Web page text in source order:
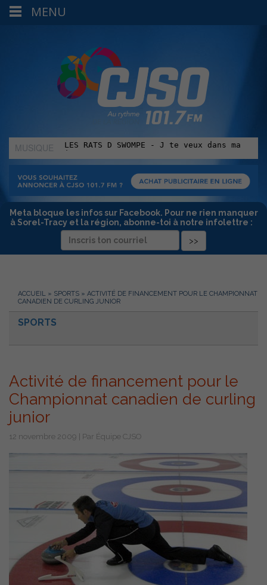
MUSIQUE
:
Meta bloque les infos sur Facebook. Pour ne rien manquer
à Sorel-Tracy et la région, abonne-toi à notre infolettre :
ACCUEIL » SPORTS » ACTIVITÉ DE FINANCEMENT POUR LE CHAMPIONNAT
CANADIEN DE CURLING JUNIOR
SPORTS
Activité de financement pour le
Championnat canadien de curling
junior
12 novembre 2009 | Par Équipe CJSO
MENU